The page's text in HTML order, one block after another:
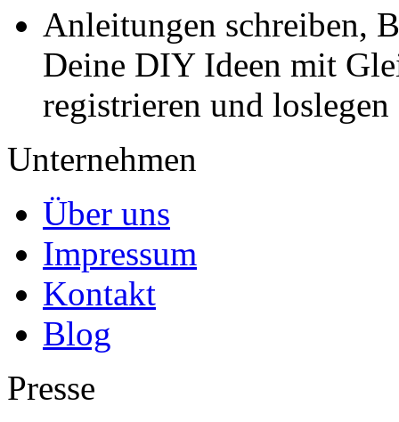
Anleitungen schreiben,
Deine DIY Ideen mit
registrieren und loslegen
Unternehmen
Über uns
Impressum
Kontakt
Blog
Presse